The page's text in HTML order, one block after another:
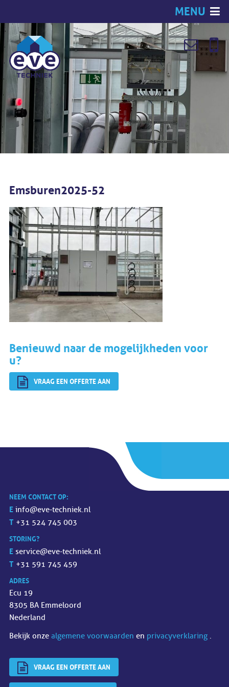
MENU
Emsburen2025-52
Benieuwd naar de mogelijkheden voor
u?
VRAAG EEN OFFERTE AAN
NEEM CONTACT OP:
E info@eve-techniek.nl
T +31 524 745 003
STORING?
E service@eve-techniek.nl
T +31 591 745 459
ADRES
Ecu 19
8305 BA Emmeloord
Nederland
Bekijk onze algemene voorwaarden en privacyverklaring .
VRAAG EEN OFFERTE AAN